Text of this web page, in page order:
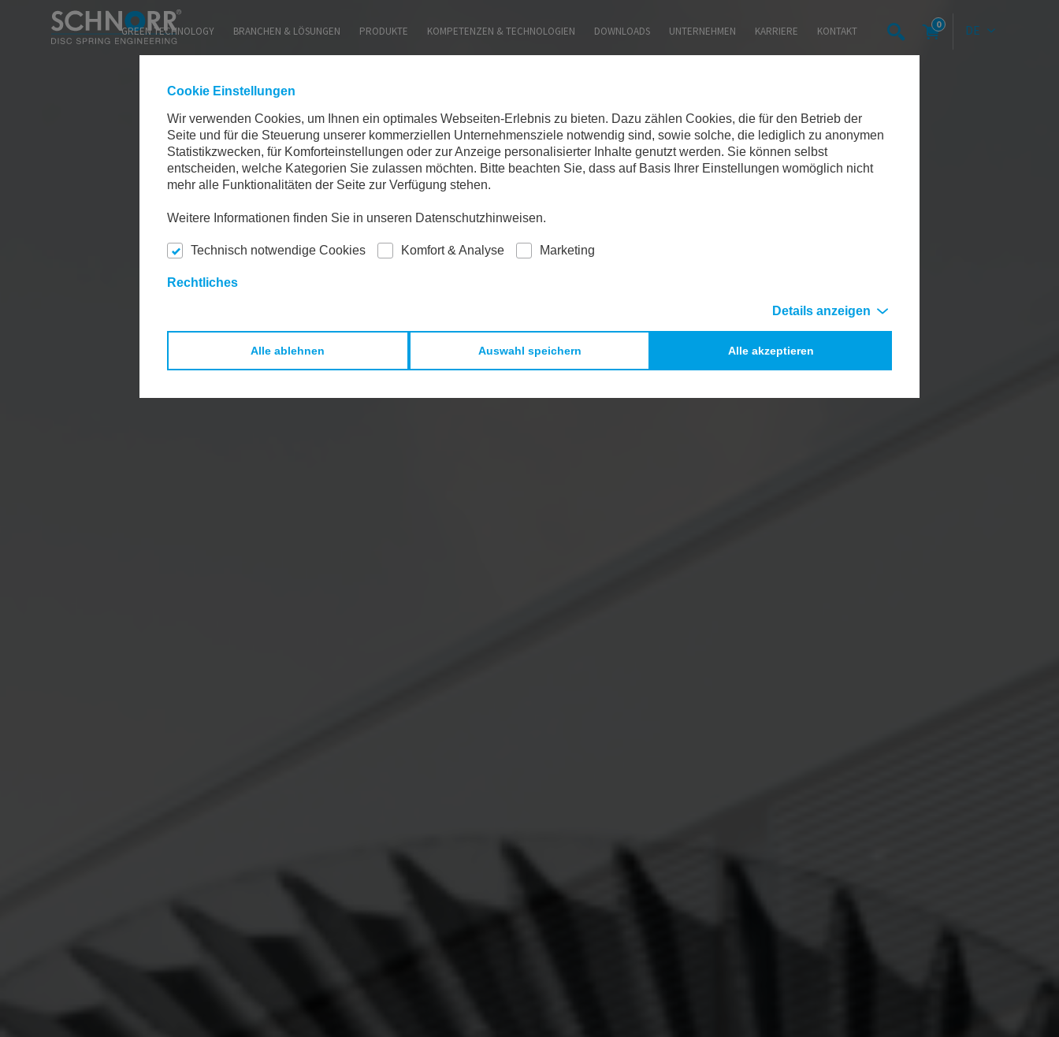
Cookie Einstellungen
Wir verwenden Cookies, um Ihnen ein optimales Webseiten-Erlebnis zu bieten. Dazu zählen Cookies, die für den Betrieb der
Seite und für die Steuerung unserer kommerziellen Unternehmensziele notwendig sind, sowie solche, die lediglich zu anonymen
Statistikzwecken, für Komforteinstellungen oder zur Anzeige personalisierter Inhalte genutzt werden. Sie können selbst
entscheiden, welche Kategorien Sie zulassen möchten. Bitte beachten Sie, dass auf Basis Ihrer Einstellungen womöglich nicht
mehr alle Funktionalitäten der Seite zur Verfügung stehen.
Weitere Informationen finden Sie in unseren Datenschutzhinweisen.
Technisch notwendige Cookies Komfort & Analyse Marketing
Rechtliches
Details anzeigen
Alle ablehnen Auswahl speichern Alle akzeptieren
GREEN TECHNOLOGY BRANCHEN & LÖSUNGEN PRODUKTE KOMPETENZEN & TECHNOLOGIEN DOWNLOADS UNTERNEHMEN KARRIERE KONTAKT
0 DE
WEBSITE DURCHSUCHEN: